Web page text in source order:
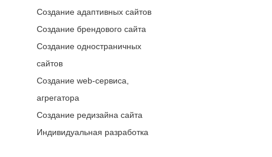
Создание адаптивных сайтов
Создание брендового сайта
Создание одностраничных
сайтов
Создание web-сервиса,
агрегатора
Создание редизайна сайта
Индивидуальная разработка